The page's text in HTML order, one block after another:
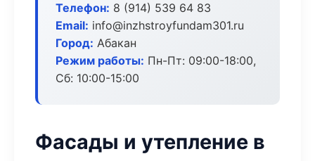
Телефон: 8 (914) 539 64 83
Email: info@inzhstroyfundam301.ru
Город: Абакан
Режим работы: Пн-Пт: 09:00-18:00,
Сб: 10:00-15:00
Фасады и утепление в